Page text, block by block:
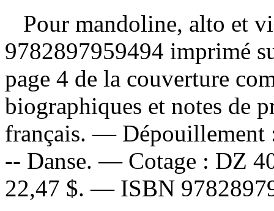
Pour mandoline, alto et
9782897959494 imprimé
page 4 de la couverture
biographiques et notes de
français. —
-- Danse. — Cotage : DZ
22,47 $. — ISBN